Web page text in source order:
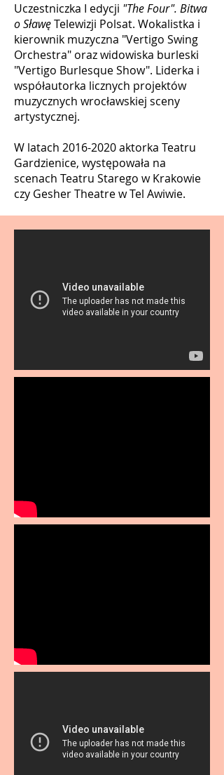
Uczestniczka I edycji "The Four". Bitwa
o SławęTelewizji Polsat. Wokalistka i
kierownik muzyczna "Vertigo Swing
Orchestra" oraz widowiska burleski
"Vertigo Burlesque Show". Liderka i
współautorka licznych projektów
muzycznych wrocławskiej sceny
artystycznej.
W latach 2016-2020aktorka Teatru
Gardzienice, występowała na
scenach Teatru Starego w Krakowie
czy Gesher Theatre w Tel Awiwie.